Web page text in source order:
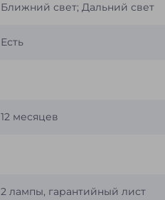
Ближний свет; Дальний свет
Есть
12 месяцев
2 лампы, гарантийный лист